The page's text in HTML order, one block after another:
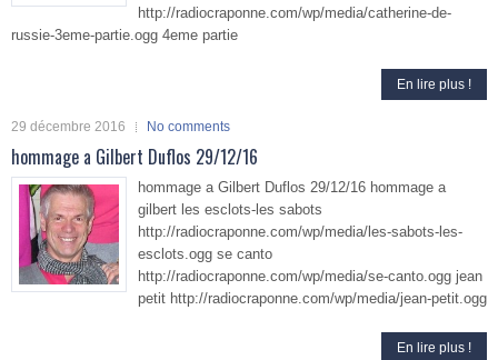
http://radiocraponne.com/wp/media/catherine-de-
russie-3eme-partie.ogg 4eme partie
En lire plus !
29 décembre 2016 No comments
hommage a Gilbert Duflos 29/12/16
hommage a Gilbert Duflos 29/12/16 hommage a
gilbert les esclots-les sabots
http://radiocraponne.com/wp/media/les-sabots-les-
esclots.ogg se canto
http://radiocraponne.com/wp/media/se-canto.ogg jean
petit http://radiocraponne.com/wp/media/jean-petit.ogg
En lire plus !